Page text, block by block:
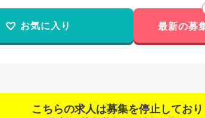
お気に入り 最新の募
こちらの求人は募集を停止しており